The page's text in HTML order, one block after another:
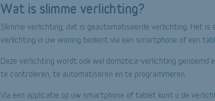
Wat is slimme verlichting?
Slimme verlichting, dat is geautomatiseerde verlichting. Het is
verlichting in uw woning bedient via een smartphone of een
Deze verlichting wordt ook wel domotica-verlichting genoemd
te controleren, te automatiseren en te programmeren.
Via een applicatie op uw smartphone of tablet kunt u de